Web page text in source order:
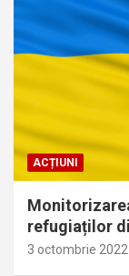
ACȚIUNI
refugiaților
3 octombrie 2022